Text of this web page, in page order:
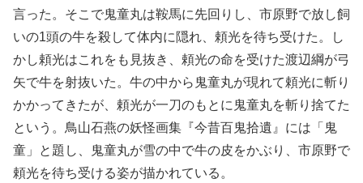
言った。そこで鬼童丸は鞍馬に先回りし、市原野で放し飼
いの1頭の牛を殺して体内に隠れ、頼光を待ち受けた。し
かし頼光はこれをも見抜き、頼光の命を受けた渡辺綱が弓
矢で牛を射抜いた。牛の中から鬼童丸が現れて頼光に斬り
かかってきたが、頼光が一刀のもとに鬼童丸を斬り捨てた
という。鳥山石燕の妖怪画集『今昔百鬼拾遺』には「鬼
童」と題し、鬼童丸が雪の中で牛の皮をかぶり、市原野で
頼光を待ち受ける姿が描かれている。